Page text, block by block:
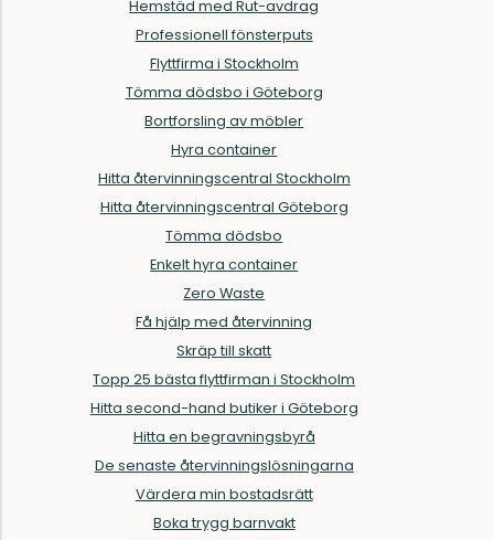
Hemstäd med Rut-avdrag
Professionell fönsterputs
Flyttfirma i Stockholm
Tömma dödsbo i Göteborg
Bortforsling av möbler
Hyra container
Hitta återvinningscentral Stockholm
Hitta återvinningscentral Göteborg
Tömma dödsbo
Enkelt hyra container
Zero Waste
Få hjälp med återvinning
Skräp till skatt
Topp 25 bästa flyttfirman i Stockholm
Hitta second-hand butiker i Göteborg
Hitta en begravningsbyrå
De senaste återvinningslösningarna
Värdera min bostadsrätt
Boka trygg barnvakt